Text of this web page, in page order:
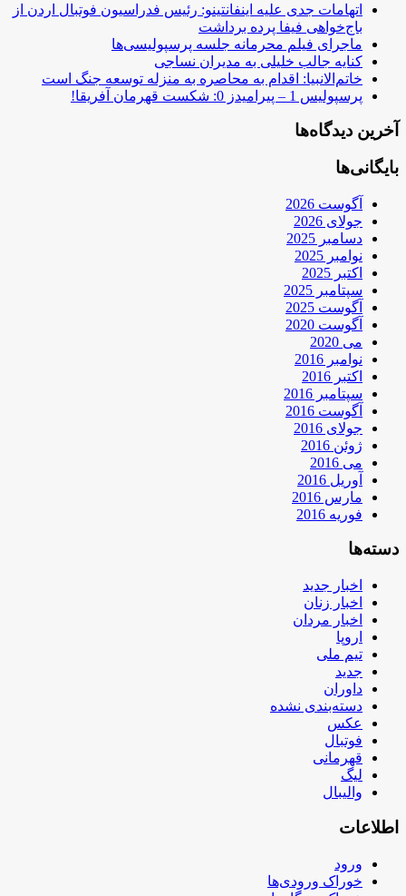
اتهامات جدی علیه اینفانتینو: رئیس فدراسیون فوتبال اردن از
باج‌خواهی فیفا پرده برداشت
ماجرای فیلم محرمانه جلسه پرسپولیسی‌ها
کنایه جالب خلیلی به مدیران نساجی
خاتم‌الانبیا: اقدام به محاصره به منزله توسعه جنگ است
پرسپولیس 1 – پیرامیدز 0: شکست قهرمان آفریقا!
آخرین دیدگاه‌ها
بایگانی‌ها
آگوست 2026
جولای 2026
دسامبر 2025
نوامبر 2025
اکتبر 2025
سپتامبر 2025
آگوست 2025
آگوست 2020
می 2020
نوامبر 2016
اکتبر 2016
سپتامبر 2016
آگوست 2016
جولای 2016
ژوئن 2016
می 2016
آوریل 2016
مارس 2016
فوریه 2016
دسته‌ها
اخبار جدید
اخبار زنان
اخبار مردان
اروپا
تیم ملی
جدید
داوران
دسته‌بندی نشده
عکس
فوتبال
قهرمانی
لیگ
والیبال
اطلاعات
ورود
خوراک ورودی‌ها